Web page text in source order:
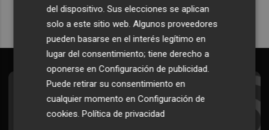
Suscríbete al Boletín
Todos los días a primera hora en tu email
del dispositivo. Sus elecciones se aplican
solo a este sitio web. Algunos proveedores
pueden basarse en el interés legítimo en
lugar del consentimiento; tiene derecho a
oponerse enConfiguración de publicidad
Puede retirar su consentimiento en
cualquier momento enConfiguración de
cookies .Política de privacidad